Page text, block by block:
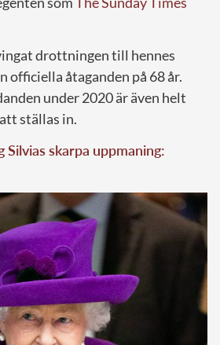
drottningen till hennes
officiella åtaganden på 68 år.
under 2020 är även helt
ställas in.
Silvias skarpa uppmaning: